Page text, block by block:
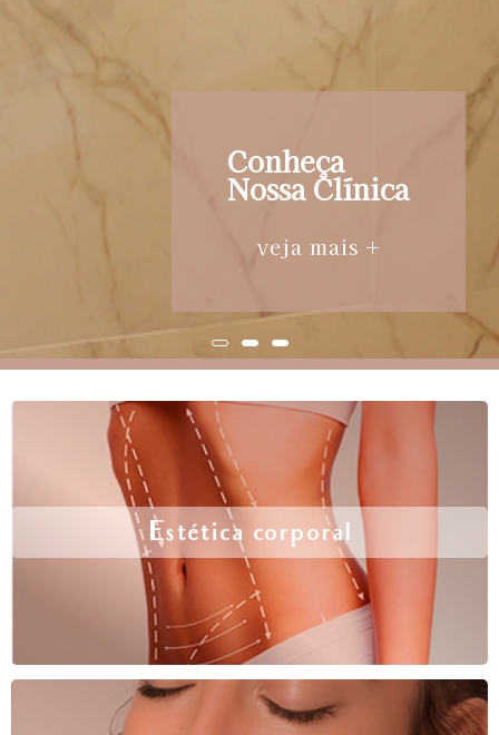
Conheça
Nossa Clínica
veja mais +
Estética corporal